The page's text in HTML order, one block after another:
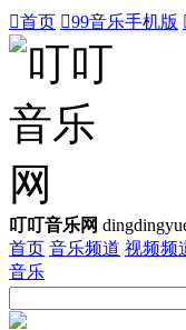
首页 99音乐手机版
叮叮音乐网
首页 音乐频道 视频频
音乐